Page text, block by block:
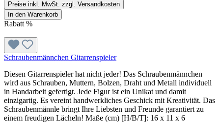
Preise inkl. MwSt. zzgl. Versandkosten
In den Warenkorb
Rabatt %
Schraubenmännchen Gitarrenspieler
Diesen Gitarrenspieler hat nicht jeder! Das Schraubenmännchen
wird aus Schrauben, Muttern, Bolzen, Draht und Metall individuell
in Handarbeit gefertigt. Jede Figur ist ein Unikat und damit
einzigartig. Es vereint handwerkliches Geschick mit Kreativität. Das
Schraubenmännle bringt Ihre Liebsten und Freunde garantiert zu
einem freudigen Lächeln! Maße (cm) [H/B/T]: 16 x 11 x 6